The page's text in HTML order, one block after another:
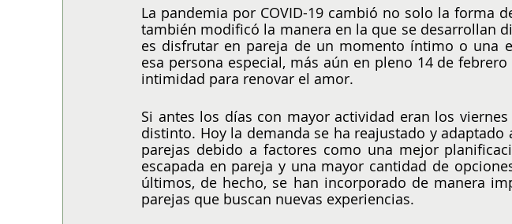
La pandemia por COVID-19 cambió no solo la forma
también modificó la manera en la que se desarrollan
es disfrutar en pareja de un momento íntimo o una
esa persona especial, más aún en pleno 14 de
intimidad para renovar el amor.
Si antes los días con mayor actividad eran los
distinto. Hoy la demanda se ha reajustado y
parejas debido a factores como una mejor
escapada en pareja y una mayor cantidad de
últimos, de hecho, se han incorporado de manera
parejas que buscan nuevas experiencias.